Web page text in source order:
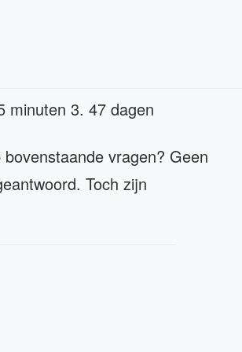
minuten 3. 47 dagen
vragen? Geen
Toch zijn